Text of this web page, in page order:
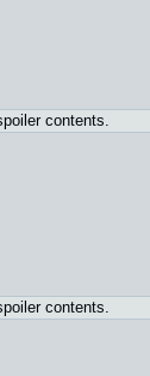
contents.
contents.